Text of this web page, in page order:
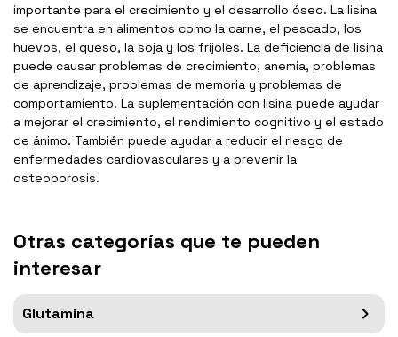
importante para el crecimiento y el desarrollo óseo. La lisina
se encuentra en alimentos como la carne, el pescado, los
huevos, el queso, la soja y los frijoles. La deficiencia de lisina
puede causar problemas de crecimiento, anemia, problemas
de aprendizaje, problemas de memoria y problemas de
comportamiento. La suplementación con lisina puede ayudar
a mejorar el crecimiento, el rendimiento cognitivo y el estado
de ánimo. También puede ayudar a reducir el riesgo de
enfermedades cardiovasculares y a prevenir la
osteoporosis.
Otras categorías que te pueden
interesar
Glutamina